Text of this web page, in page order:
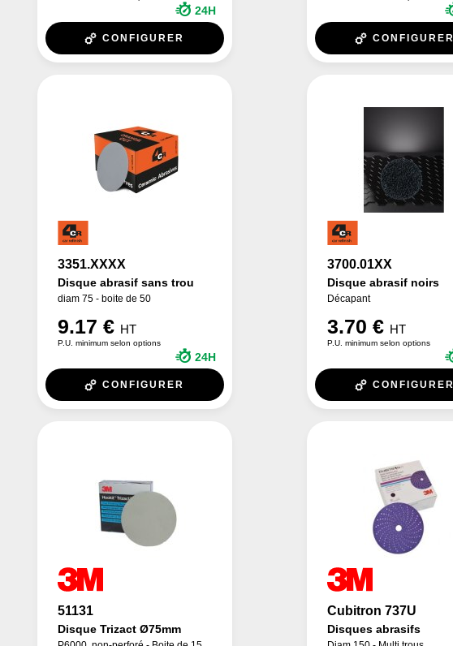
24H
CONFIGURER CONFIGURER
3351.XXXX
Disque abrasif sans trou
diam 75 - boite de 50
9.17 € HT
P.U. minimum selon options
24H
CONFIGURER
3700.01XX
Disque abrasif noirs
Décapant
3.70 € HT
P.U. minimum selon options
CONFIGURER
51131
Disque Trizact Ø75mm
Cubitron 737U
Disques abrasifs